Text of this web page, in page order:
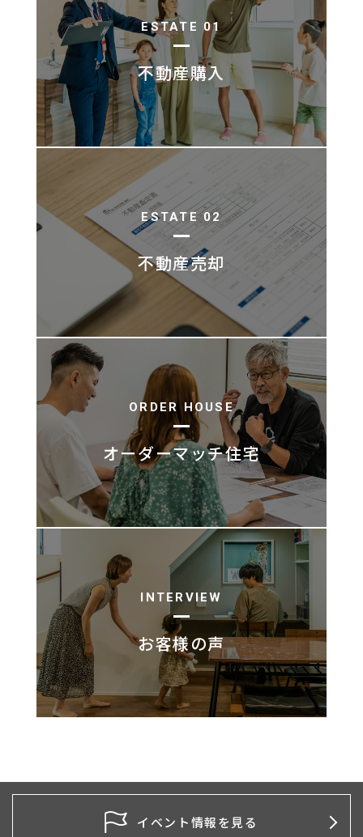
ESTATE 01
不動産購入
ESTATE 02
不動産売却
ORDER HOUSE
オーダーマッチ住宅
INTERVIEW
お客様の声
イベント情報を見る